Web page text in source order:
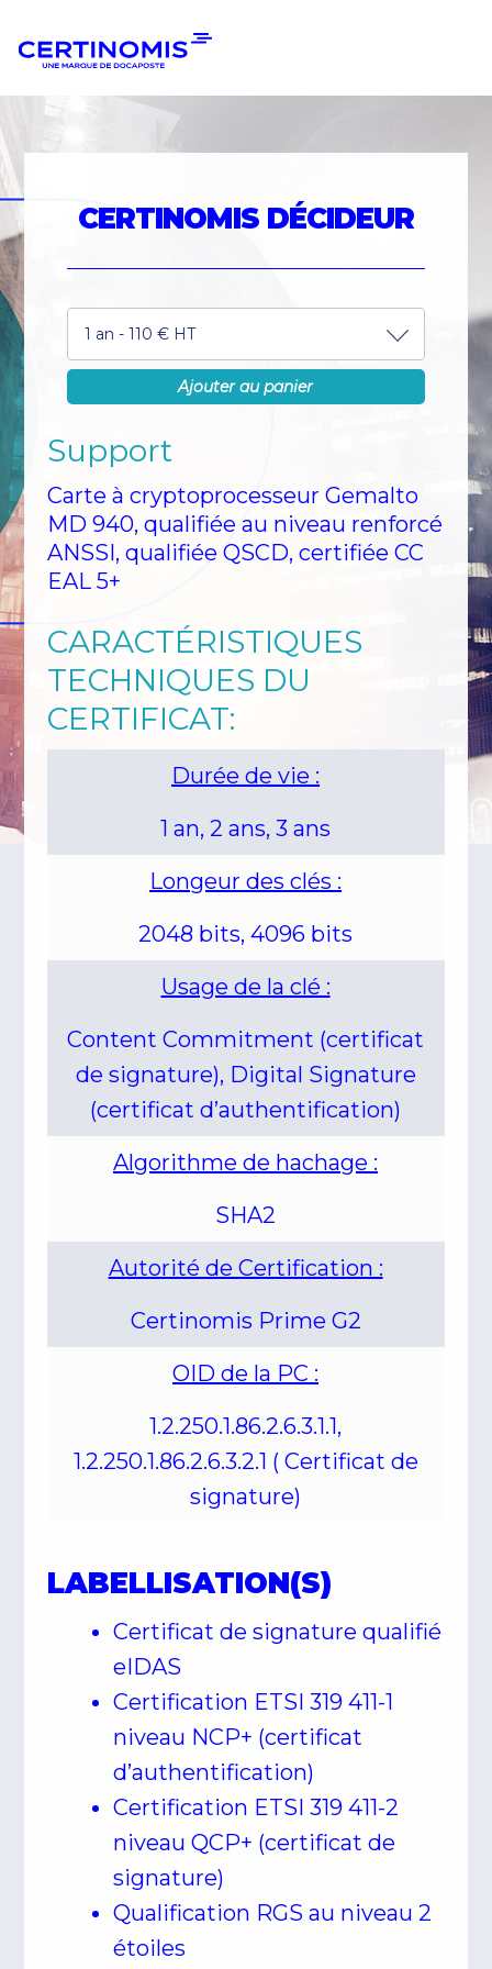
à
navigation
au
CERTINOMIS DÉCIDEUR
1 an - 110 € HT
Ajouter au panier
Support
Carte à cryptoprocesseur Gemalto
MD 940, qualifiée au niveau renforcé
ANSSI, qualifiée QSCD, certifiée CC
EAL 5+
CARACTÉRISTIQUES
TECHNIQUES DU
CERTIFICAT:
Durée de vie :
1 an, 2 ans, 3 ans
Longeur des clés :
2048 bits, 4096 bits
Usage de la clé :
Content Commitment (certificat
de signature), Digital Signature
(certificat d’authentification)
Algorithme de hachage :
SHA2
Autorité de Certification :
Certinomis Prime G2
OID de la PC :
1.2.250.1.86.2.6.3.1.1,
1.2.250.1.86.2.6.3.2.1 ( Certificat de
signature)
LABELLISATION(S)
Certificat de signature qualifié
eIDAS
Certification ETSI 319 411-1
niveau NCP+ (certificat
d’authentification)
Certification ETSI 319 411-2
niveau QCP+ (certificat de
signature)
Qualification RGS au niveau 2
étoiles